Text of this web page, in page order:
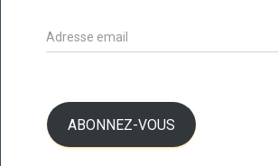
A
d
s
s
ABONNEZ-VOUS